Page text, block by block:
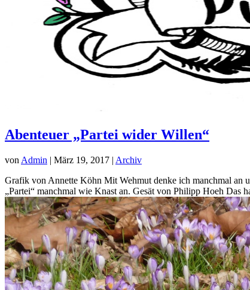
Abenteuer „Partei wider Willen“
von Admin | März 19, 2017 | Archiv
Grafik von Annette Köhn Mit Wehmut denke ich manchmal an
„Partei“ manchmal wie Knast an. Gesät von Philipp Hoeh Das